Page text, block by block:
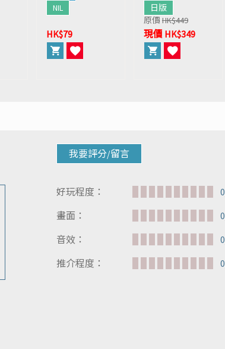
NIL
HK$79
日版
原價 HK$449
現價 HK$349
我要評分/留言
好玩程度： 0
畫面：
0
音效：
0
推介程度：
0